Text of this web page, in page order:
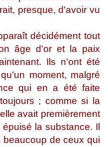
presque, d'avoir vu
décidément tout
âge d'or et la paix
Ils n'ont été
moment, malgré
qui en a été faite
; comme si la
avait premièrement
la substance. Il
de ceux qui